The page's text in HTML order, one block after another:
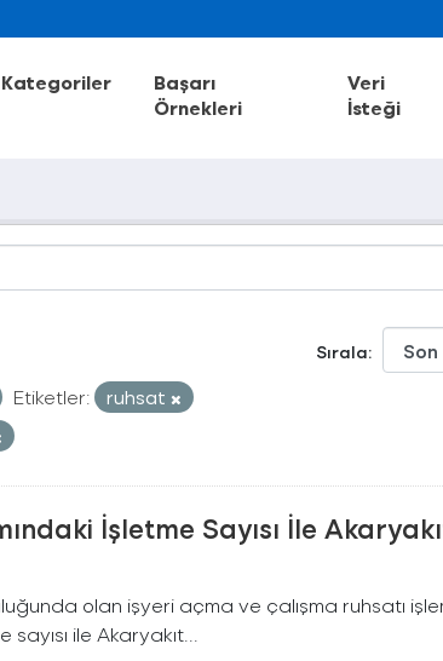
Kategoriler
Başarı
Örnekleri
Veri
İsteği
Sırala
Etiketler:
ruhsat
İşletme Sayısı İle
olan işyeri açma ve çalışma ruhsatı
sayısı ile Akaryakıt...